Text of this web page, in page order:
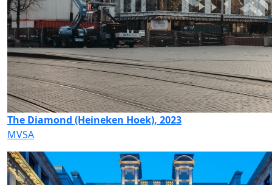
The Diamond (Heineken Hoek), 2023
MVSA